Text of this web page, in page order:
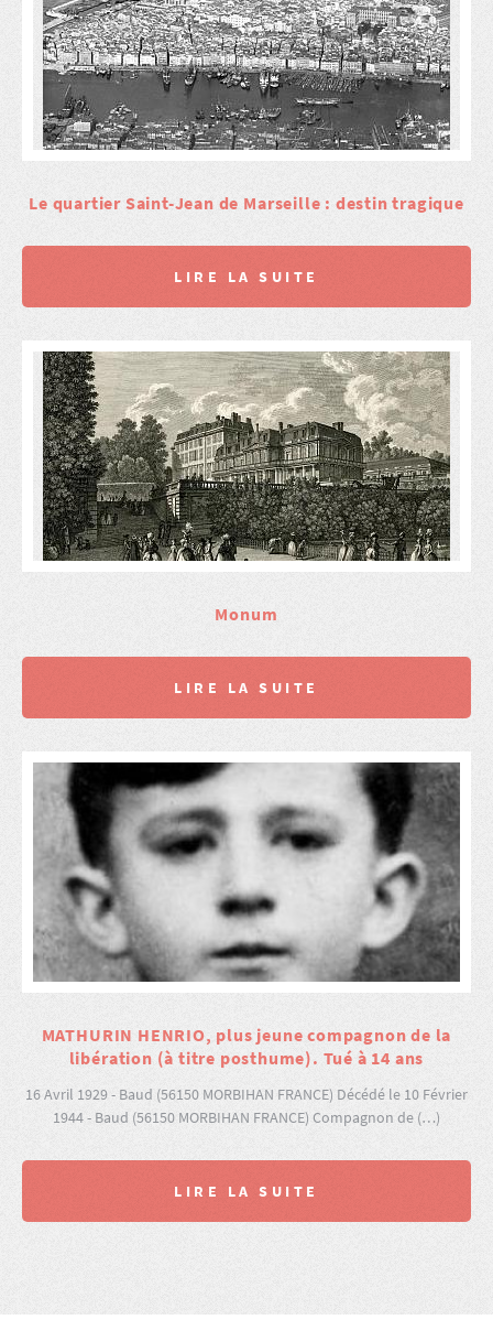
Le quartier Saint-Jean de Marseille : destin tragique
LIRE LA SUITE
Monum
LIRE LA SUITE
MATHURIN HENRIO, plus jeune compagnon de la
libération (à titre posthume). Tué à 14 ans
16 Avril 1929 - Baud (56150 MORBIHAN FRANCE) Décédé le 10 Février
1944 - Baud (56150 MORBIHAN FRANCE) Compagnon de (…)
LIRE LA SUITE